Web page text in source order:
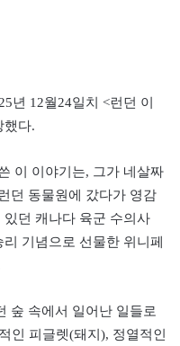
년 12월24일치 <런던 이
했다.
이 이야기는, 그가 네살짜
던 동물원에 갔다가 영감
던 캐나다 육군 수의사
기념으로 선물한 위니페
숲 속에서 일어난 일들로
인 피글렛(돼지), 정열적인